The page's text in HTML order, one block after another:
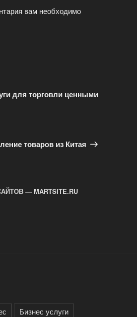
вам необходимо
для торговли ценными
товаров из Китая
— MARTSITE.RU
Бизнес услуги